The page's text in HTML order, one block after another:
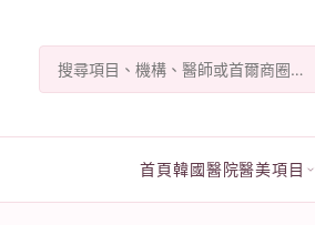
首頁韓國醫院醫美項目